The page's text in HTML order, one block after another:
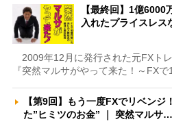
【最終回】1億6000
入れたプライスレ
2009年12月に発行された元FXト
『突然マルサがやって来た！～FX
【第9回】もう一度FXでリベン
た”ヒミツのお金” ｜ 突然マルサ…